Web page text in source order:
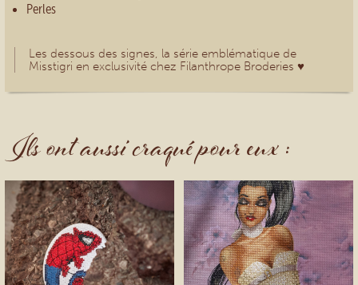
Perles
Les dessous des signes , la série emblématique de
Misstigri en exclusivité chez Filanthrope Broderies ♥
Ils ont aussi craqué pour eux :